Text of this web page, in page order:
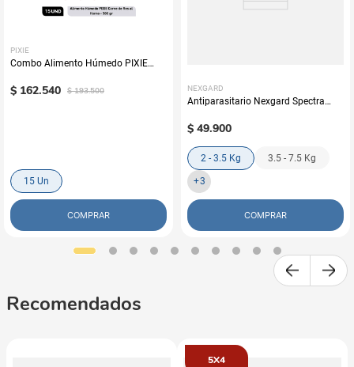
PIXIE
Combo Alimento Húmedo PIXIE
$ 162.540 $ 193.500
15 Un
COMPRAR
NEXGARD
Antiparasitario Nexgard Spectra
$ 49.900
2 - 3.5 Kg 3.5 - 7.5 Kg
+3
COMPRAR
Recomendados
5X4